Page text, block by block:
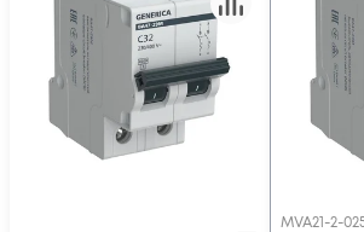
MVA21-2-